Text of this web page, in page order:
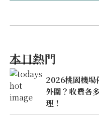
本日熱門
2026桃園機場
外圍？收費各
理！